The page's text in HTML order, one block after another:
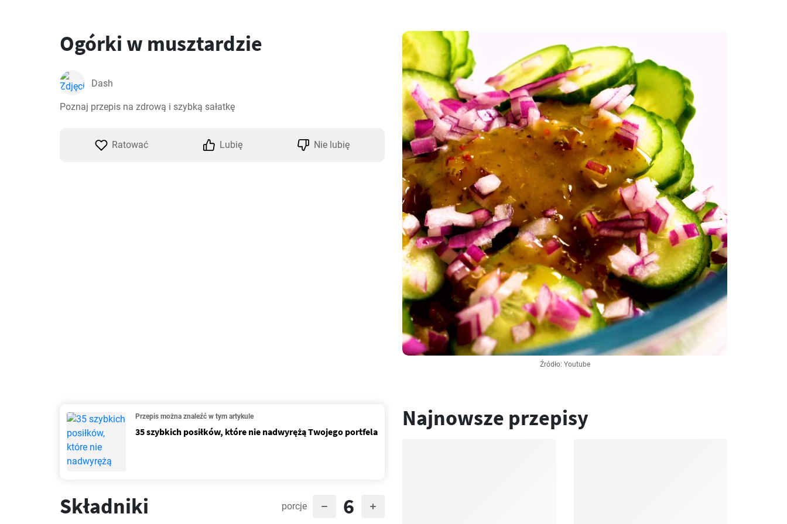
Źródło: Youtube
Ogórki w musztardzie
Dash
Poznaj przepis na zdrową i szybką sałatkę
Ratować Lubię Nie lubię
Przepis można znaleźć w tym artykule
35 szybkich posiłków, które nie nadwyrężą Twojego portfela
Składniki porcje 6
Najnowsze przepisy